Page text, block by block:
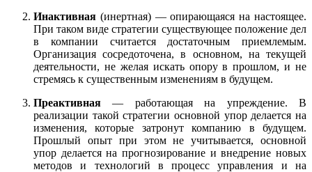
Инактивная (инертная) — опирающаяся на настоящее.
При таком виде стратегии существующее положение дел
в компании считается достаточным приемлемым.
Организация сосредоточена, в основном, на текущей
деятельности, не желая искать опору в прошлом, и не
стремясь к существенным изменениям в будущем.
Преактивная — работающая на упреждение. В
реализации такой стратегии основной упор делается на
изменения, которые затронут компанию в будущем.
Прошлый опыт при этом не учитывается, основной
упор делается на прогнозирование и внедрение новых
методов и технологий в процесс управления и на